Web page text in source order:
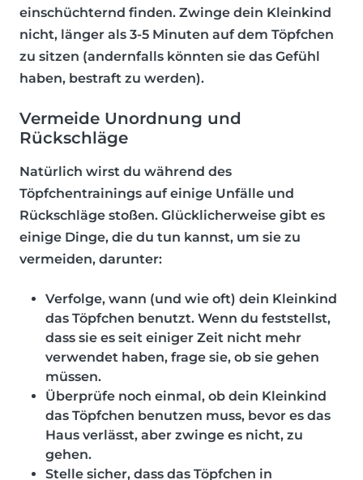
einschüchternd finden. Zwinge dein Kleinkind
nicht, länger als 3-5 Minuten auf dem Töpfchen
zu sitzen (andernfalls könnten sie das Gefühl
haben, bestraft zu werden).
Vermeide Unordnung und
Rückschläge
Natürlich wirst du während des
Töpfchentrainings auf einige Unfälle und
Rückschläge stoßen. Glücklicherweise gibt es
einige Dinge, die du tun kannst, um sie zu
vermeiden, darunter:
Verfolge, wann (und wie oft) dein Kleinkind
das Töpfchen benutzt. Wenn du feststellst,
dass sie es seit einiger Zeit nicht mehr
verwendet haben, frage sie, ob sie gehen
müssen.
Überprüfe noch einmal, ob dein Kleinkind
das Töpfchen benutzen muss, bevor es das
Haus verlässt, aber zwinge es nicht, zu
gehen.
Stelle sicher, dass das Töpfchen in